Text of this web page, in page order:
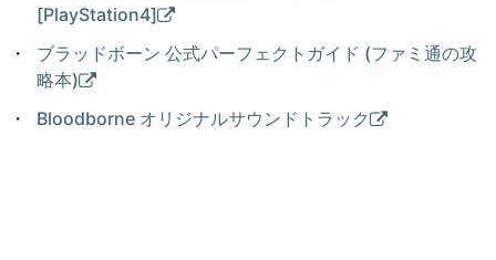
[PlayStation4]
ブラッドボーン 公式パーフェクトガイド (ファミ通の攻
略本)
Bloodborne オリジナルサウンドトラック